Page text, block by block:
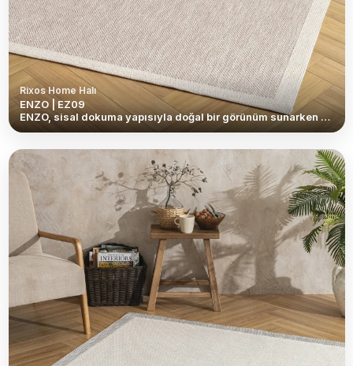
Rixos Home Halı
ENZO | EZ09
ENZO, sisal dokuma yapısıyla doğal bir görünüm sunarken hafif formu sayesinde kullanım kolaylığı sağlar. İnce ve şık dokusu, yaşam alanlarına ferah bir hava katarken modern ve sade dekorasyonlarla mükemmel uyum yakalar. Günlük kullanıma uygun yapısı, pratikliği estetikle bir araya getirir. <br /> <br /> Kaymaz tabanlı yapısı sayesinde zemine sağlam tutunur ve güvenli bir kullanım sunar. Temizliği son derece kolay olan ENZO, yoğun tempolu yaşam alanları için ideal bir çözümdür. Dayanıklı, hafif ve fonksiyonel yapısıyla salon, mutfak, antre ve balkon gibi alanlarda rahatlıkla tercih edilebilir.